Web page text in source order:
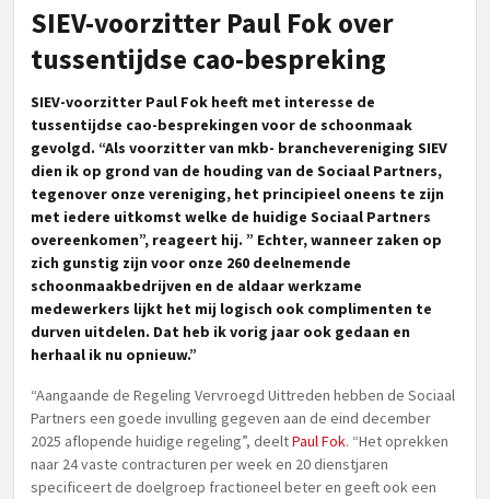
SIEV-voorzitter Paul Fok over
tussentijdse cao-bespreking
SIEV-voorzitter Paul Fok heeft met interesse de
tussentijdse cao-besprekingen voor de schoonmaak
gevolgd. “Als voorzitter van mkb- branchevereniging SIEV
dien ik op grond van de houding van de Sociaal Partners,
tegenover onze vereniging, het principieel oneens te zijn
met iedere uitkomst welke de huidige Sociaal Partners
overeenkomen”, reageert hij. ” Echter, wanneer zaken op
zich gunstig zijn voor onze 260 deelnemende
schoonmaakbedrijven en de aldaar werkzame
medewerkers lijkt het mij logisch ook complimenten te
durven uitdelen. Dat heb ik vorig jaar ook gedaan en
herhaal ik nu opnieuw.”
“Aangaande de Regeling Vervroegd Uittreden hebben de Sociaal
Partners een goede invulling gegeven aan de eind december
2025 aflopende huidige regeling”, deeltPaul Fok. “Het oprekken
naar 24 vaste contracturen per week en 20 dienstjaren
specificeert de doelgroep fractioneel beter en geeft ook een